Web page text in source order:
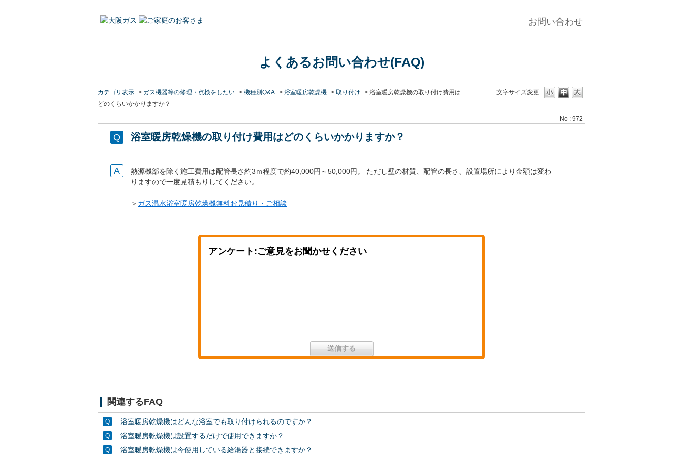
お問い合わせ
よくあるお問い合わせ(FAQ)
文字サイズ変更
カテゴリ表示 > ガス機器等の修理・点検をしたい > 機種別Q&A > 浴室暖房乾燥機 > 取り付け > 浴室暖房乾燥機の取り付け費用は
どのくらいかかりますか？
No : 972
浴室暖房乾燥機の取り付け費用はどのくらいかかりますか？
熱源機部を除く施工費用は配管長さ約3ｍ程度で約40,000円～50,000円。 ただし壁の材質、配管の長さ、設置場所により金額は変わ
りますので一度見積もりしてください。
＞ ガス温水浴室暖房乾燥機無料お見積り・ご相談
アンケート:ご意見をお聞かせください
関連するFAQ
浴室暖房乾燥機はどんな浴室でも取り付けられるのですか？
浴室暖房乾燥機は設置するだけで使用できますか？
浴室暖房乾燥機は今使用している給湯器と接続できますか？